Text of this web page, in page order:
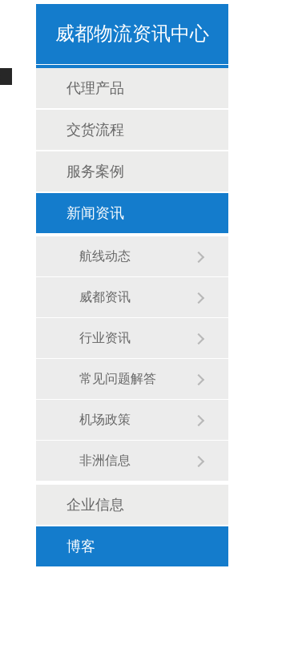
威都物流资讯中心
代理产品
交货流程
服务案例
新闻资讯
航线动态
威都资讯
行业资讯
常见问题解答
机场政策
非洲信息
企业信息
博客